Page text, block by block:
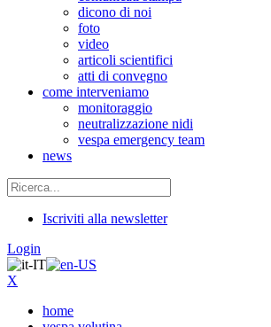
dicono di noi
foto
video
articoli scientifici
atti di convegno
come interveniamo
monitoraggio
neutralizzazione nidi
vespa emergency team
news
Iscriviti alla newsletter
Login
X
home